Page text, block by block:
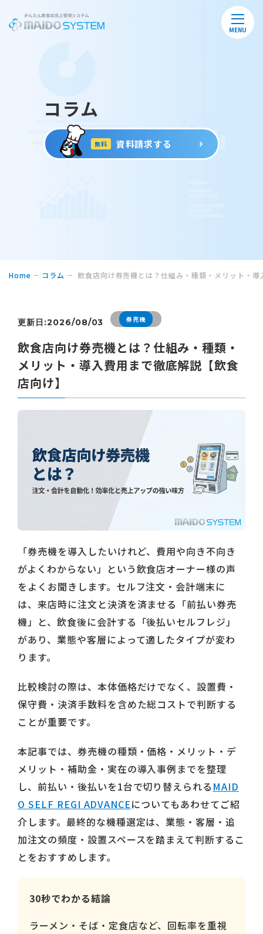
MENU
コラム
無料 資料請求する
Home コラム 飲食店向け券売機とは？仕組み・種類・メリット・
更新日:2026/08/03 券売機
飲食店向け券売機とは？仕組み・種類・
メリット・導入費用まで徹底解説【飲食
店向け】
「券売機を導入したいけれど、費用や向き不向き
がよくわからない」という飲食店オーナー様の声
をよくお聞きします。セルフ注文・会計端末に
は、来店時に注文と決済を済ませる「前払い券売
機」と、飲食後に会計する「後払いセルフレジ」
があり、業態や客層によって適したタイプが変わ
ります。
比較検討の際は、本体価格だけでなく、設置費・
保守費・決済手数料を含めた総コストで判断する
ことが重要です。
本記事では、券売機の種類・価格・メリット・デ
メリット・補助金・実在の導入事例までを整理
し、前払い・後払いを1台で切り替えられる MAID
O SELF REGI ADVANCEについてもあわせてご紹
介します。最終的な機種選定は、業態・客層・追
加注文の頻度・設置スペースを踏まえて判断するこ
とをおすすめします。
30秒でわかる結論
ラーメン・そば・定食店など、回転率を重視